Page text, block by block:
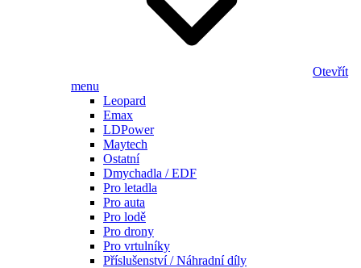
Otevřít
menu
Leopard
Emax
LDPower
Maytech
Ostatní
Dmychadla / EDF
Pro letadla
Pro auta
Pro lodě
Pro drony
Pro vrtulníky
Příslušenství / Náhradní díly